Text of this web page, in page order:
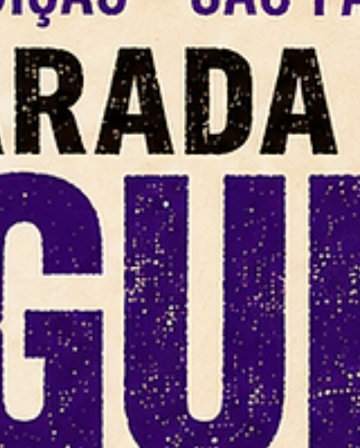
Identidade, Ancestralidade e a Força do
Povo de Terreiro
CABEÇA ERGUIDA E PEITO ABERTO: POR QUE O POVO DE
TERREIRO PERDEU O MEDO DE DIZER QUEM É